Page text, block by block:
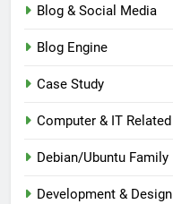
Blog & Social Media
Blog Engine
Case Study
Computer & IT Related
Debian/Ubuntu Family
Development & Design